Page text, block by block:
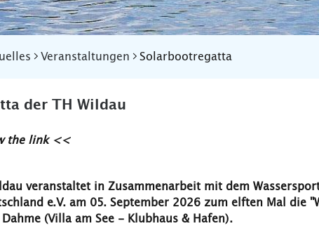
Veranstaltungen Solarbootregatta
der TH Wildau
the link <<
veranstaltet in Zusammenarbeit mit dem
e.V. am 05. September 2026 zum elften Mal die
(Villa am See - Klubhaus & Hafen).